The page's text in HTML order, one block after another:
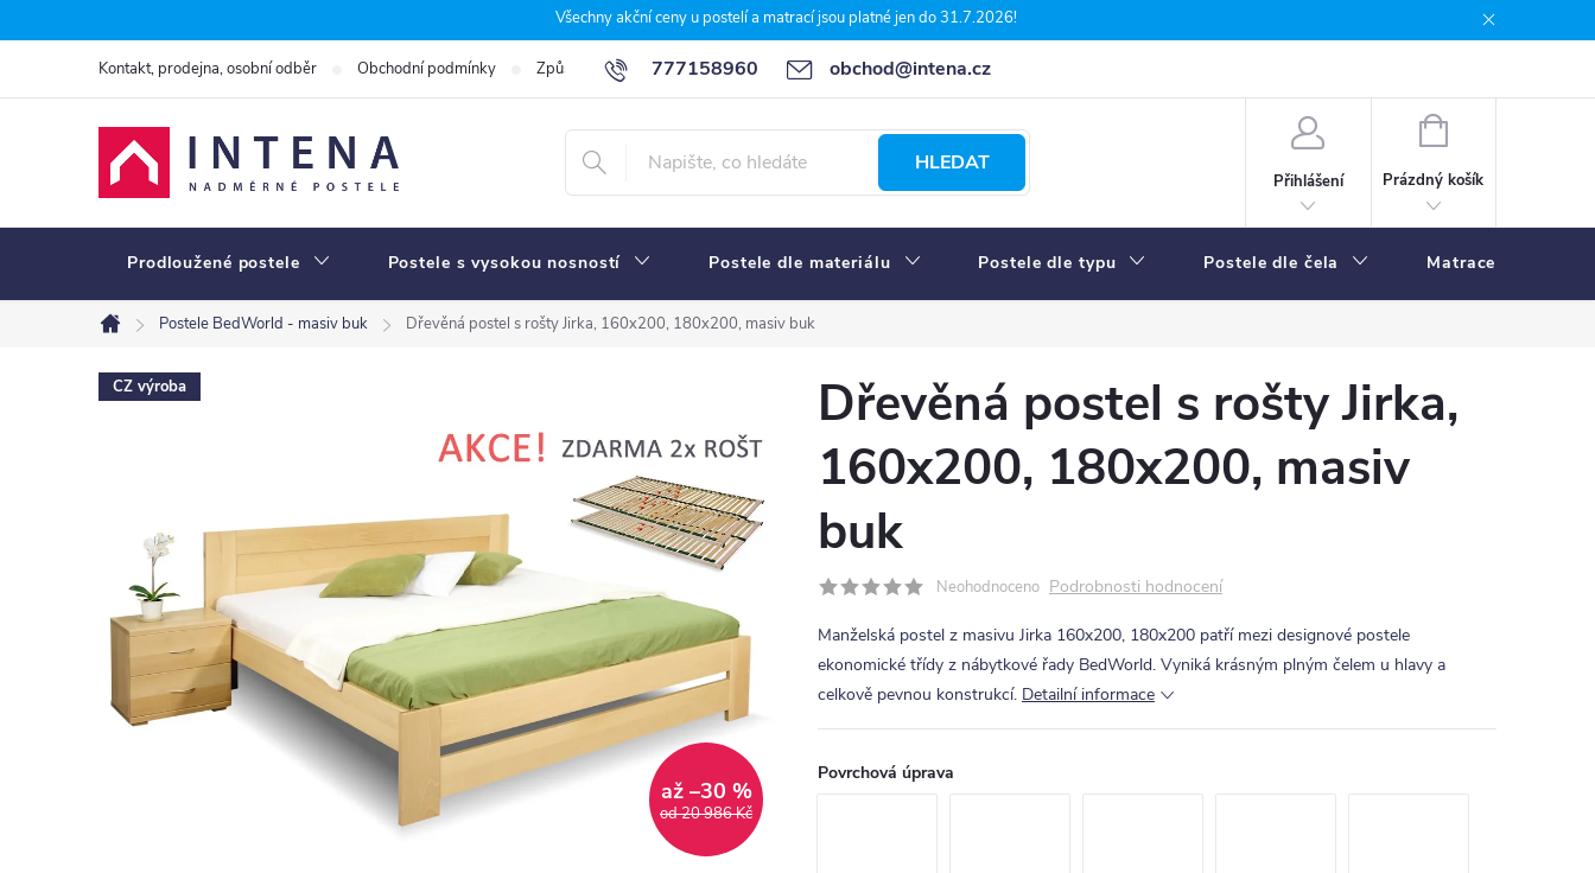
na
Všechny akční ceny u postelí a matrací jsou platné jen do 31.7.2026!
777158960 obchod@intena.cz
Kontakt, prodejna, osobní odběr Obchodní podmínky Způsoby a ceny dopravy 7 důvodů, proč nakupit u Intena nábytek
HLEDAT
Přihlášení
NÁKUPNÍ
Prázdný košík
Prodloužené postele Postele s vysokou nosností Postele dle materiálu Postele dle typu Postele dle čela Matrace
Domů
Postele BedWorld - masiv buk Dřevěná postel s rošty Jirka, 160x200, 180x200, masiv buk
CZ výroba
od 20 986 Kč
až –30 %
Dřevěná postel s rošty Jirka,
160x200, 180x200, masiv
buk
Neohodnoceno Podrobnosti hodnocení
Manželská postel z masivu Jirka 160x200, 180x200 patří mezi designové postele
ekonomické třídy z nábytkové řady BedWorld. Vyniká krásným plným čelem u hlavy a
celkově pevnou konstrukcí. Detailní informace
Povrchová úprava